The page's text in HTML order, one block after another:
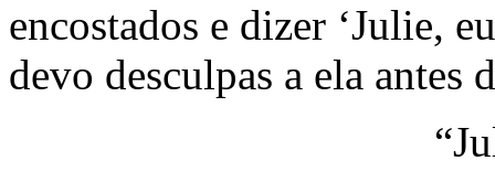
encostados e dizer ‘Julie,
devo desculpas a ela antes